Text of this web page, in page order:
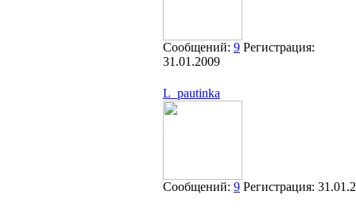
Сообщений: 9 Регистрация:
31.01.2009
L_pautinka
Сообщений: 9 Регистрация: